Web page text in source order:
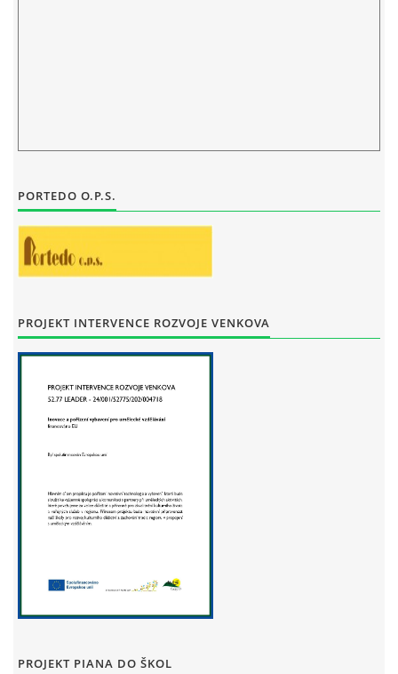
BYLO, NEBYLO V ZUŠ STAŇKOV
zus.stankov@tiscali.cz
© 2026 eStránky.cz |Tisk
PORTEDO O.P.S.
PROJEKT INTERVENCE ROZVOJE VENKOVA
PROJEKT PIANA DO ŠKOL